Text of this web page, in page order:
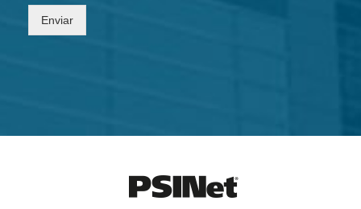
Enviar